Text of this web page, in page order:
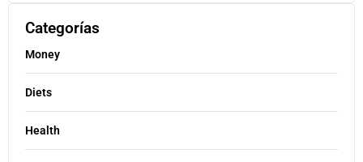
Categorías
Money
Diets
Health